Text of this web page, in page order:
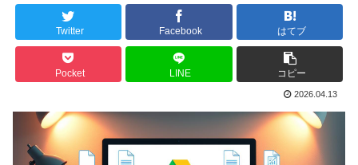
Twitter Facebook はてブ
Pocket LINE コピー
2026.04.13